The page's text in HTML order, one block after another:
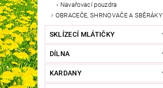
Navařovací pouzdra
OBRACEČE, SHRNOVAČE A SBĚRÁKY
SKLÍZECÍ MLÁTIČKY
DÍLNA
KARDANY